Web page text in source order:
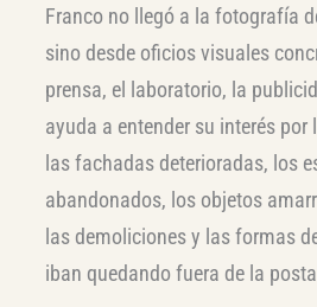
Franco no llegó a la fotografía
sino desde oficios visuales
prensa, el laboratorio, la
ayuda a entender su interés por
las fachadas deterioradas, los
abandonados, los objetos
las demoliciones y las formas
iban quedando fuera de la